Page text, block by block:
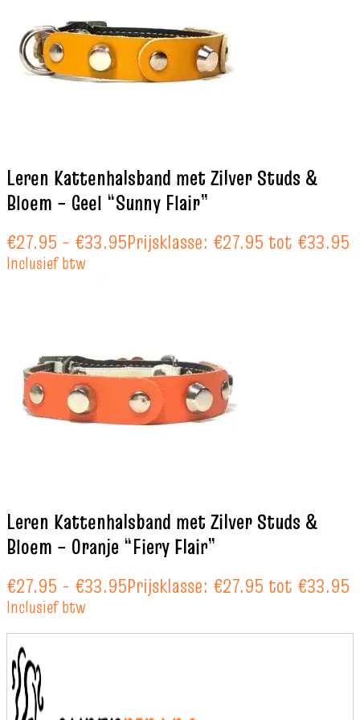
Leren Kattenhalsband met Zilver Studs &
Bloem – Geel “Sunny Flair”
€27.95 - €33.95Prijsklasse: €27.95 tot €33.95
Inclusief btw
Leren Kattenhalsband met Zilver Studs &
Bloem – Oranje “Fiery Flair”
€27.95 - €33.95Prijsklasse: €27.95 tot €33.95
Inclusief btw